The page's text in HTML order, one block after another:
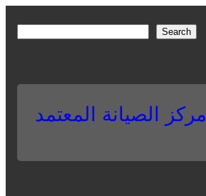
r
Search
مركز الصيانة المعتمد